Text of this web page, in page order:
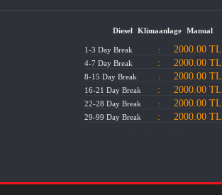
Diesel Klimaanlage Manual
1-3 Day Break : 2000.00 TL
4-7 Day Break : 2000.00 TL
8-15 Day Break : 2000.00 TL
16-21 Day Break : 2000.00 TL
22-28 Day Break : 2000.00 TL
29-99 Day Break : 2000.00 TL